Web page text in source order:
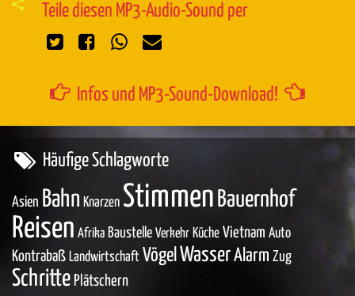
Teile diesen MP3-Audio-Sound per
Infos und MP3-Sound-Download!
Häufige Schlagworte
Asien Bahn Knarzen Stimmen Bauernhof
Reisen Afrika Baustelle Verkehr Küche Vietnam Auto
Kontrabaß Landwirtschaft Vögel WasserAlarm Zug
Schritte Plätschern